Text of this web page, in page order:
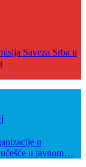
Saveza Srba u
u
u javnom…